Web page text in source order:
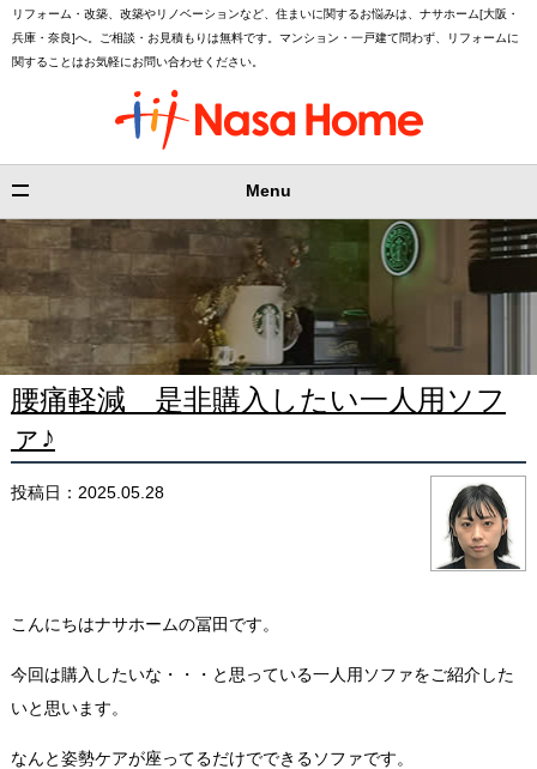
リフォーム・改築、改築やリノベーションなど、住まいに関するお悩みは、ナサホーム[大阪・
兵庫・奈良]へ。ご相談・お見積もりは無料です。マンション・一戸建て問わず、リフォームに
関することはお気軽にお問い合わせください。
Menu
腰痛軽減 是非購入したい一人用ソフ
ァ♪
投稿日：2025.05.28
こんにちはナサホームの冨田です。
今回は購入したいな・・・と思っている一人用ソファをご紹介した
いと思います。
なんと姿勢ケアが座ってるだけでできるソファです。